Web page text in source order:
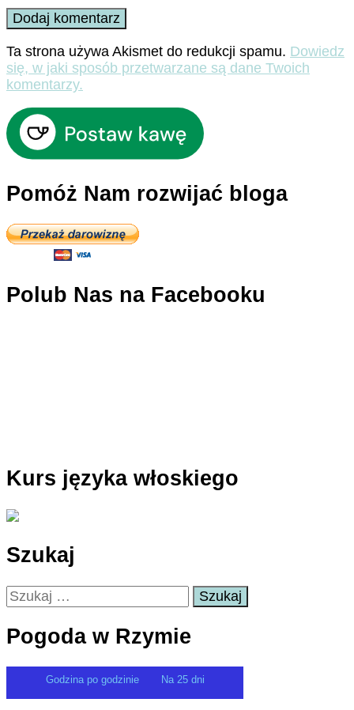
Ta strona używa Akismet do redukcji spamu. Dowiedz
się, w jaki sposób przetwarzane są dane Twoich
komentarzy.
Pomóż Nam rozwijać bloga
Polub Nas na Facebooku
Kurs języka włoskiego
Szukaj
Szukaj:
Pogoda w Rzymie
Godzina po godzinie Na 25 dni